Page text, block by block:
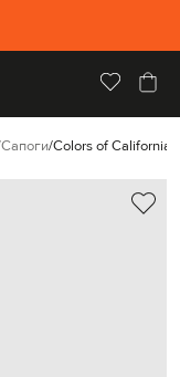
Сапоги Colors of California